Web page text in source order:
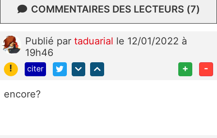
COMMENTAIRES DES LECTEURS (7)
Publié par taduarial le 12/01/2022 à
19h46
!
citer + -
encore?